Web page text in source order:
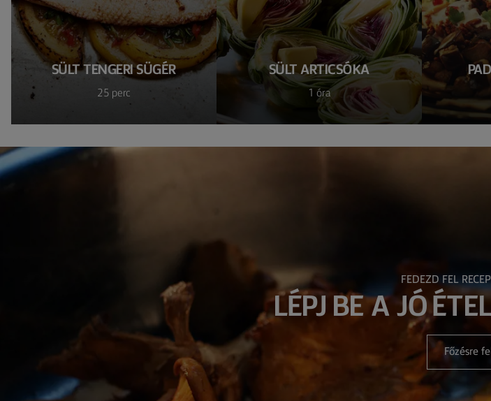
SÜLT TENGERI SÜGÉR
25 perc
SÜLT ARTICSÓKA
1 óra
FEDEZD FEL
LÉPJ BE A JÓ
Főzésre